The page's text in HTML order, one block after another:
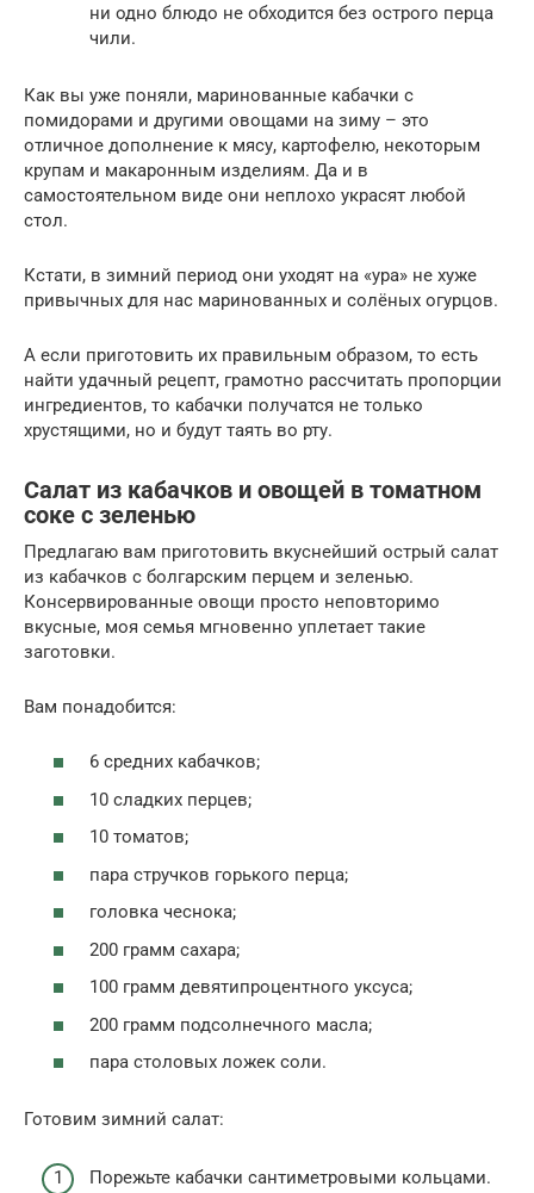
ни одно блюдо не обходится без острого перца
чили.
Как вы уже поняли, маринованные кабачки с
помидорами и другими овощами на зиму – это
отличное дополнение к мясу, картофелю, некоторым
крупам и макаронным изделиям. Да и в
самостоятельном виде они неплохо украсят любой
стол.
Кстати, в зимний период они уходят на «ура» не хуже
привычных для нас маринованных и солёных огурцов.
А если приготовить их правильным образом, то есть
найти удачный рецепт, грамотно рассчитать пропорции
ингредиентов, то кабачки получатся не только
хрустящими, но и будут таять во рту.
Салат из кабачков и овощей в томатном
соке с зеленью
Предлагаю вам приготовить вкуснейший острый салат
из кабачков с болгарским перцем и зеленью.
Консервированные овощи просто неповторимо
вкусные, моя семья мгновенно уплетает такие
заготовки.
Вам понадобится:
6 средних кабачков;
10 сладких перцев;
10 томатов;
пара стручков горького перца;
головка чеснока;
200 грамм сахара;
100 грамм девятипроцентного уксуса;
200 грамм подсолнечного масла;
пара столовых ложек соли.
Готовим зимний салат:
Порежьте кабачки сантиметровыми кольцами.